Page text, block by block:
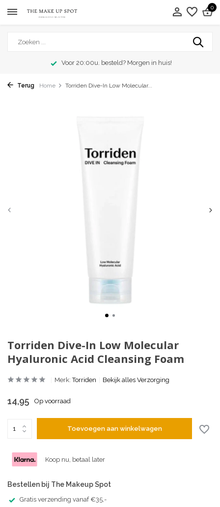
0
Voor 20:00u. besteld? Morgen in huis!
Terug Home Torriden Dive-In Low Molecular...
Torriden Dive-In Low Molecular
Hyaluronic Acid Cleansing Foam
Merk:Torriden Bekijk alles Verzorging
14,95 Op voorraad
Toevoegen aan winkelwagen
Koop nu, betaal later
Bestellen bij The Makeup Spot
Gratis verzending vanaf €35,-